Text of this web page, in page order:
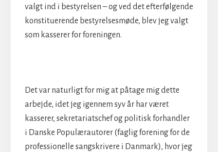
valgt ind i bestyrelsen – og ved det efterfølgende
konstituerende bestyrelsesmøde, blev jeg valgt
som kasserer for foreningen.
Det var naturligt for mig at påtage mig dette
arbejde, idet jeg igennem syv år har været
kasserer, sekretariatschef og politisk forhandler
i Danske Populærautorer (faglig forening for de
professionelle sangskrivere i Danmark), hvor jeg